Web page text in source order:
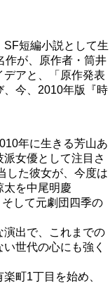
SF短編小説として生
作が、原作者・筒井
アと、「原作発表
、今、2010年版『時
年に生きる芳山あ
派女優として注目さ
した彼女が、今度は
太を中尾明慶
そして元劇団四季の
演出で、これまでの
世代の心にも強く
町1丁目を始め、